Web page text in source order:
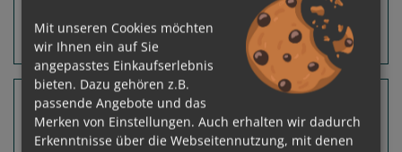
Routeninfos Terminübersicht
3 Nächte Kurzkreuzfahrt
Celestyal Discovery
Mit unseren Cookies möchten
wir Ihnen ein auf Sie
angepasstes Einkaufserlebnis
bieten. Dazu gehören z.B.
passende Angebote und das
Merken von Einstellungen. Auch erhalten wir dadurch
Erkenntnisse über die Webseitennutzung, mit denen